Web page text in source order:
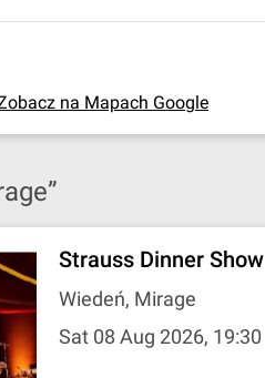
na Mapach Google
Strauss Dinner Show
Wiedeń, Mirage
Sat 08 Aug 2026, 19:30